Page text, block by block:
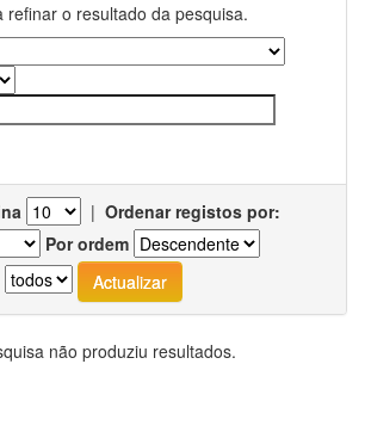
refinar o resultado da pesquisa.
| Ordenar registos por:
Por ordem
não produziu resultados.